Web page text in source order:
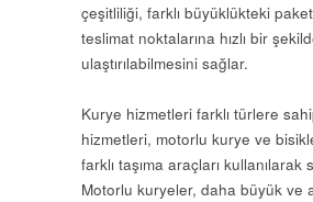
çeşitliliği, farklı büyüklükteki
teslimat noktalarına hızlı bir
ulaştırılabilmesini sağlar.
Kurye hizmetleri farklı türlere
hizmetleri, motorlu kurye ve
farklı taşıma araçları kullanılarak
Motorlu kuryeler, daha büyük ve